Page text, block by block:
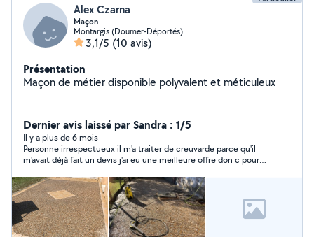
Alex Czarna
Maçon
Montargis (Doumer-Déportés)
3,1/5 (10 avis)
Présentation
Maçon de métier disponible polyvalent et méticuleux
Dernier avis laissé par Sandra : 1/5
Il y a plus de 6 mois
Personne irrespectueux il m'a traiter de creuvarde parce qu'il
m'avait déjà fait un devis j'ai eu une meilleure offre don c pour
savoir que l'on avait fait le 1er devis donc je lui dit de laisser
tomber se monsieur se permet de me traiter de creuvarde qui
ne veut pas pas payé je ne lui ai jamais manqué de respect
donc faites attention à qui vous avez à faire.